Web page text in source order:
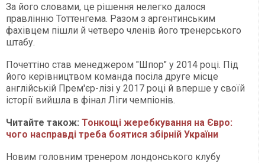
За його словами, це рішення нелегко далося
правлінню Тоттенгема. Разом з аргентинським
фахівцем пішли й четверо членів його тренерського
штабу.
Почеттіно став менеджером "Шпор" у 2014 році. Під
його керівництвом команда посіла друге місце
англійській Прем'єр-лізі у 2017 році й вперше у своїй
історії вийшла в фінал Ліги чемпіонів.
Читайте також: Тонкощі жеребкування на Євро:
чого насправді треба боятися збірній України
Новим головним тренером лондонського клубу